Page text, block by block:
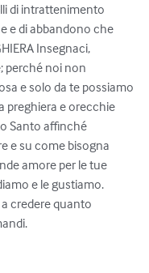
di intrattenimento
e di abbandono che
Insegnaci,
perché noi non
e solo da te possiamo
preghiera e orecchie
Santo affinché
e su come bisogna
amore per le tue
e le gustiamo.
credere quanto